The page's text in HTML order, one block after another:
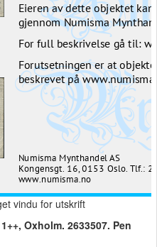
vindu for utskrift
Oxholm. 2633507. Pen